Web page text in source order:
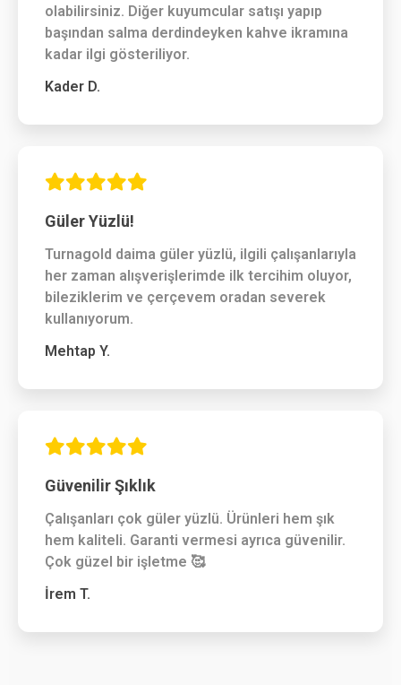
olabilirsiniz. Diğer kuyumcular satışı yapıp
başından salma derdindeyken kahve ikramına
kadar ilgi gösteriliyor.
Kader D.
Güler Yüzlü!
Turnagold daima güler yüzlü, ilgili çalışanlarıyla
her zaman alışverişlerimde ilk tercihim oluyor,
bileziklerim ve çerçevem oradan severek
kullanıyorum.
Mehtap Y.
Güvenilir Şıklık
Çalışanları çok güler yüzlü. Ürünleri hem şık
hem kaliteli. Garanti vermesi ayrıca güvenilir.
Çok güzel bir işletme 🥰
İrem T.